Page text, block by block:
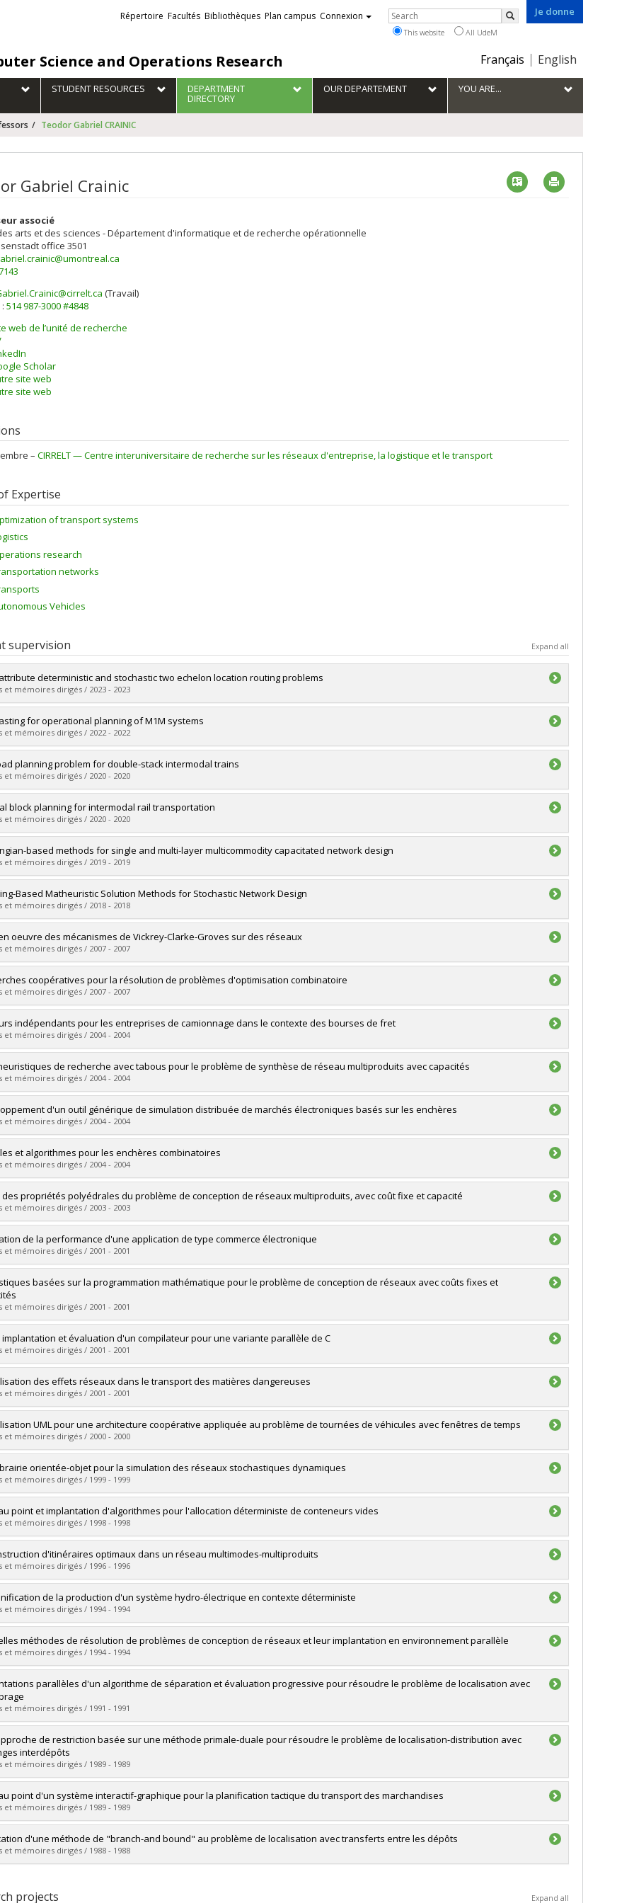
Science and Operations Research
Je donne
Choix
la
langue
Français English
Liens
externes
Répertoire Facultés Bibliothèques Plan campus Connexion Rechercher
Search
This website All UdeM
STUDENT RESOURCES DEPARTMENT
DIRECTORY
OUR DEPARTEMENT YOU ARE...
Teodor Gabriel CRAINIC
Gabriel Crainic Vcard
associé
arts et des sciences - Département d'informatique et de recherche opérationnelle
office 3501
(Travail)
514 987-3000 #4848
web de l’unité de recherche
Scholar
site web
site web
– CIRRELT — Centre interuniversitaire de recherche sur les réseaux d'entreprise, la logistique et le transport
Expertise
of transport systems
research
networks
Vehicles
supervision Expand all
deterministic and stochastic two echelon location routing problems
et mémoires dirigés / 2023 - 2023
:Escobar Vargas, David
Doctoral
:Ph. D.
le document dans Papyrus
for operational planning of M1M systems
et mémoires dirigés / 2022 - 2022
:Amini, Mohammad
Master's
:M. Sc.
le document dans Papyrus
planning problem for double-stack intermodal trains
et mémoires dirigés / 2020 - 2020
:Mantovani, Serena
Master's
:M. Sc.
le document dans Papyrus
block planning for intermodal rail transportation
et mémoires dirigés / 2020 - 2020
:Morganti, Gianluca
Master's
:M. Sc.
le document dans Papyrus
based methods for single and multi-layer multicommodity capacitated network design
et mémoires dirigés / 2019 - 2019
:Akhavan Kazemzadeh, Mohammad Rahim
Doctoral
:Ph. D.
le document dans Papyrus
Based Matheuristic Solution Methods for Stochastic Network Design
et mémoires dirigés / 2018 - 2018
:Sarayloo, Fatemeh
Doctoral
:Ph. D.
le document dans Papyrus
oeuvre des mécanismes de Vickrey-Clarke-Groves sur des réseaux
et mémoires dirigés / 2007 - 2007
: Lannez, Sébastien
Master's
:M. Sc.
le document dans Papyrus
coopératives pour la résolution de problèmes d'optimisation combinatoire
et mémoires dirigés / 2007 - 2007
:Le Bouthillier, Alexandre
Doctoral
:Ph. D.
le document dans Papyrus
indépendants pour les entreprises de camionnage dans le contexte des bourses de fret
et mémoires dirigés / 2004 - 2004
:Ghita, Stela
Master's
:M. Sc.
le document dans Papyrus
de recherche avec tabous pour le problème de synthèse de réseau multiproduits avec capacités
et mémoires dirigés / 2004 - 2004
:Ghamlouche, Ilfat
Doctoral
:Ph. D.
le document dans Papyrus
d'un outil générique de simulation distribuée de marchés électroniques basés sur les enchères
et mémoires dirigés / 2004 - 2004
: Khemila, Mohamed Ali
Master's
:M. Sc.
le document dans Papyrus
et algorithmes pour les enchères combinatoires
et mémoires dirigés / 2004 - 2004
:Abrache, Jawad
Doctoral
:Ph. D.
le document dans Papyrus
des propriétés polyédrales du problème de conception de réseaux multiproduits, avec coût fixe et capacité
et mémoires dirigés / 2003 - 2003
:Chouman, Mervat
Doctoral
:Ph. D.
le document dans Papyrus
de la performance d'une application de type commerce électronique
et mémoires dirigés / 2001 - 2001
:Helou, Charles
Master's
:M. Sc.
le document dans Papyrus
basées sur la programmation mathématique pour le problème de conception de réseaux avec coûts fixes et
et mémoires dirigés / 2001 - 2001
:Hernu, Geneviève
Master's
:M. Sc.
le document dans Papyrus
implantation et évaluation d'un compilateur pour une variante parallèle de C
et mémoires dirigés / 2001 - 2001
:Methot, Éric
Master's
:M. Sc.
le document dans Papyrus
des effets réseaux dans le transport des matières dangereuses
et mémoires dirigés / 2001 - 2001
:Benterki, Amina
Master's
:M. Sc.
le document dans Papyrus
UML pour une architecture coopérative appliquée au problème de tournées de véhicules avec fenêtres de temps
et mémoires dirigés / 2000 - 2000
:Le Bouthillier, Alexandre
Master's
:M. Sc.
le document dans Papyrus
orientée-objet pour la simulation des réseaux stochastiques dynamiques
et mémoires dirigés / 1999 - 1999
:Demers, Jocelyn
Master's
:M. Sc.
le document dans Papyrus
point et implantation d'algorithmes pour l'allocation déterministe de conteneurs vides
et mémoires dirigés / 1998 - 1998
:Abrache, Jawad
Master's
:M. Sc.
le document dans Papyrus
d'itinéraires optimaux dans un réseau multimodes-multiproduits
et mémoires dirigés / 1996 - 1996
:Charland, Yves
Master's
:M. Sc.
le document dans Papyrus
de la production d'un système hydro-électrique en contexte déterministe
et mémoires dirigés / 1994 - 1994
:Béland, Diane
Master's
:M. Sc.
le document dans Papyrus
méthodes de résolution de problèmes de conception de réseaux et leur implantation en environnement parallèle
et mémoires dirigés / 1994 - 1994
:Gendron, Bernard
Doctoral
:Ph. D.
le document dans Papyrus
parallèles d'un algorithme de séparation et évaluation progressive pour résoudre le problème de localisation avec
et mémoires dirigés / 1991 - 1991
:Gendron, Bernard
Master's
:M. Sc.
le document dans Papyrus
de restriction basée sur une méthode primale-duale pour résoudre le problème de localisation-distribution avec
interdépôts
et mémoires dirigés / 1989 - 1989
:Tétreault, Nicole
Master's
:M. Sc.
le document dans Papyrus
point d'un système interactif-graphique pour la planification tactique du transport des marchandises
et mémoires dirigés / 1989 - 1989
:Mondou, Jean-François
Master's
:M. Sc.
d'une méthode de "branch-and bound" au problème de localisation avec transferts entre les dépôts
et mémoires dirigés / 1988 - 1988
Master's
projects Expand all